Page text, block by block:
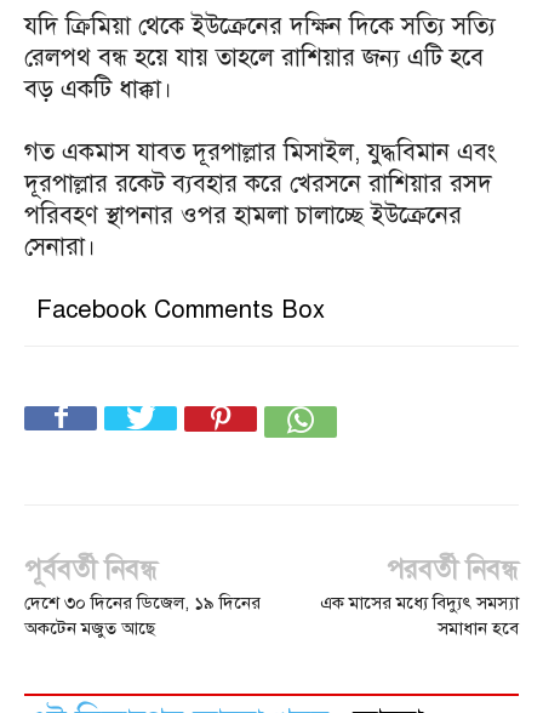
যদি ক্রিমিয়া থেকে ইউক্রেনের দক্ষিন দিকে সত্যি সত্যি
রেলপথ বন্ধ হয়ে যায় তাহলে রাশিয়ার জন্য এটি হবে
বড় একটি ধাক্কা।
গত একমাস যাবত দূরপাল্লার মিসাইল, যুদ্ধবিমান এবং
দূরপাল্লার রকেট ব্যবহার করে খেরসনে রাশিয়ার রসদ
পরিবহণ স্থাপনার ওপর হামলা চালাচ্ছে ইউক্রেনের
সেনারা।
Facebook Comments Box
পূর্ববর্তী নিবন্ধ
দেশে ৩০ দিনের ডিজেল, ১৯ দিনের
অকটেন মজুত আছে
পরবর্তী নিবন্ধ
এক মাসের মধ্যে বিদ্যুৎ সমস্যা
সমাধান হবে